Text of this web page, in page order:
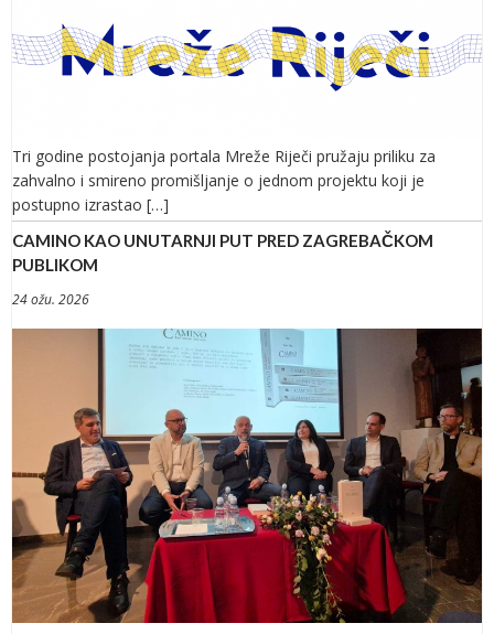
Tri godine postojanja portala Mreže Riječi pružaju priliku za
zahvalno i smireno promišljanje o jednom projektu koji je
postupno izrastao […]
CAMINO KAO UNUTARNJI PUT PRED ZAGREBAČKOM
PUBLIKOM
24 ožu. 2026